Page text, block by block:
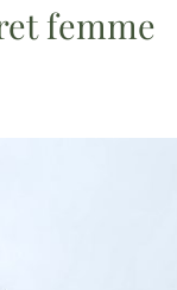
femme